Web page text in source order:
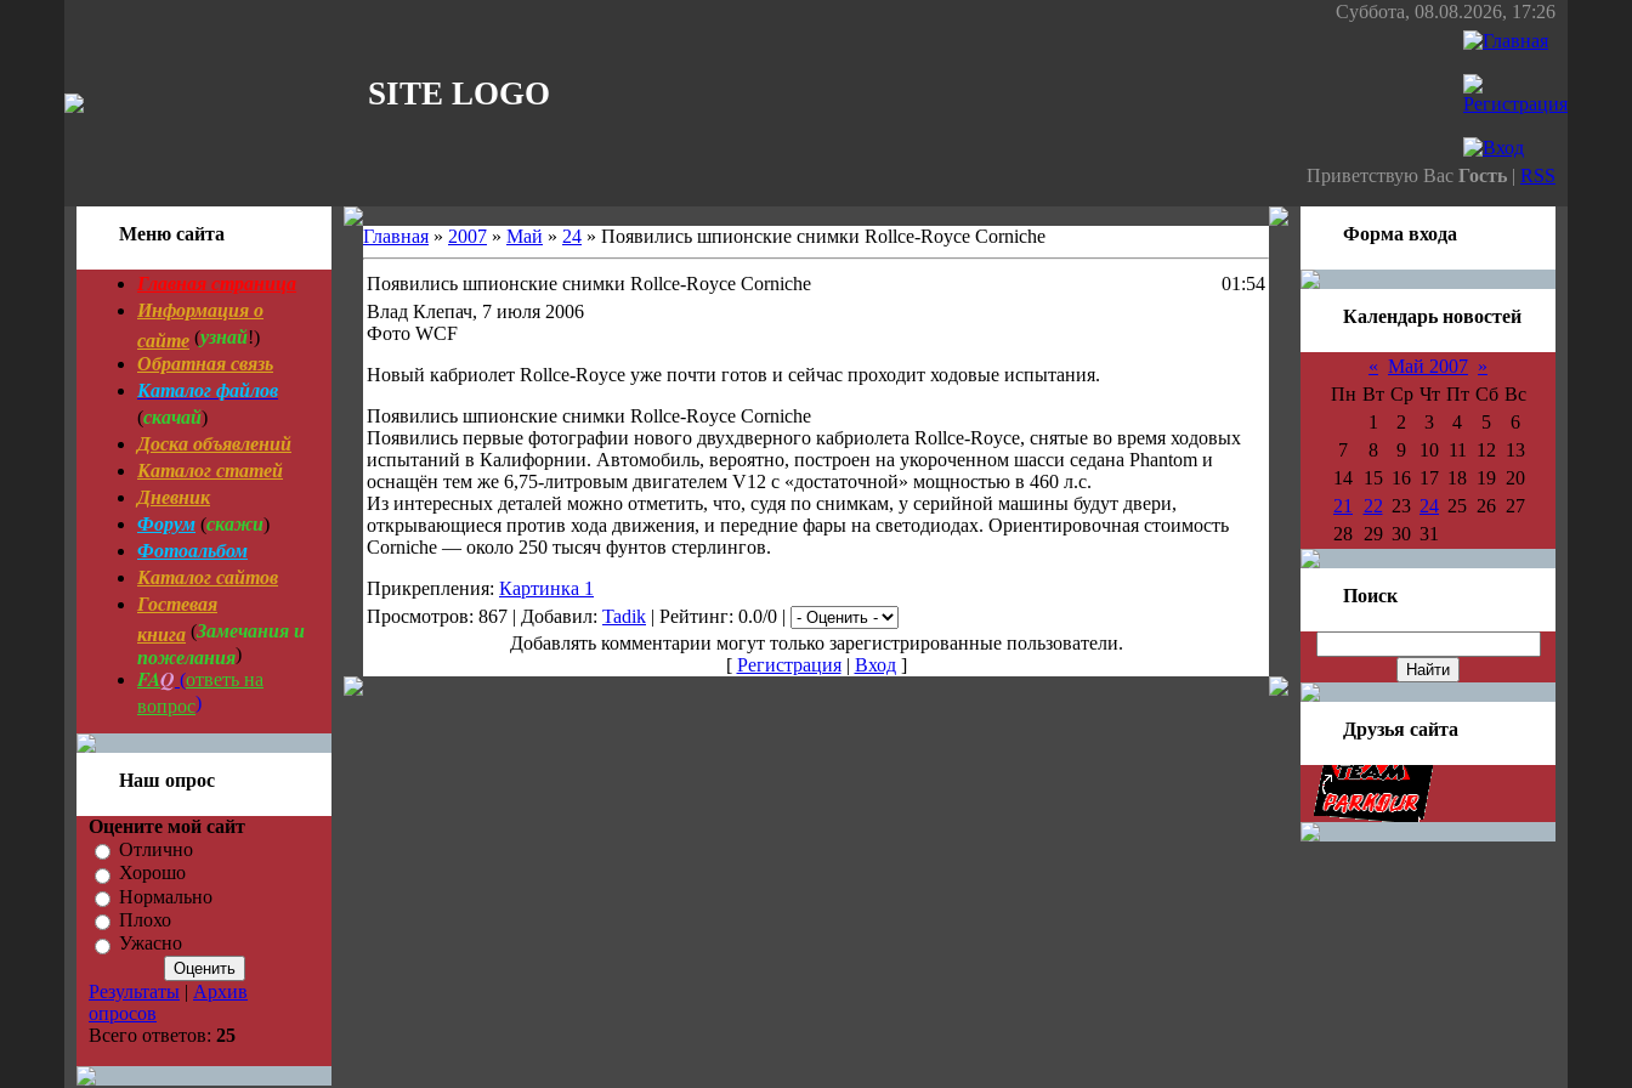
Суббота, 08.08.2026, 17:26
SITE LOGO
Приветствую Вас Гость | RSS
Меню сайта
Главная страница
Информация о
сайте (узнай!)
Обратная связь
Каталог файлов
(скачай)
Доска объявлений
Каталог статей
Дневник
Форум (скажи)
Фотоальбом
Каталог сайтов
Гостевая
книга (Замечания и
пожелания)
FAQ (ответь на
вопрос)
Наш опрос
Оцените мой сайт
Отлично
Хорошо
Нормально
Плохо
Ужасно
Результаты | Архив
опросов
Всего ответов: 25
Главная » 2007 » Май » 24 » Появились шпионские снимки Rollce-Royce Corniche
Появились шпионские снимки Rollce-Royce Corniche
01:54
Влад Клепач, 7 июля 2006
Фото WCF
Новый кабриолет Rollce-Royce уже почти готов и сейчас проходит ходовые испытания.
Появились шпионские снимки Rollce-Royce Corniche
Появились первые фотографии нового двухдверного кабриолета Rollce-Royce, снятые во время ходовых
испытаний в Калифорнии. Автомобиль, вероятно, построен на укороченном шасси седана Phantom и
оснащён тем же 6,75-литровым двигателем V12 с «достаточной» мощностью в 460 л.с.
Из интересных деталей можно отметить, что, судя по снимкам, у серийной машины будут двери,
открывающиеся против хода движения, и передние фары на светодиодах. Ориентировочная стоимость
Corniche — около 250 тысяч фунтов стерлингов.
Прикрепления: Картинка 1
Просмотров: 867 | Добавил: Tadik | Рейтинг: 0.0/0 |
Добавлять комментарии могут только зарегистрированные пользователи.
[ Регистрация| Вход]
Форма входа
Календарь новостей
« Май 2007 »
Пн Вт Ср Чт Пт Сб Вс
1
2 3 4 5
6
7
8 9 10 11 12 13
14 15 16 17 18 19 20
21
22 23 24 25 26 27
28 29 30 31
Поиск
Друзья сайта